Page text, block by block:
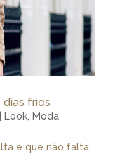
dias frios
Look, Moda
e que não falta